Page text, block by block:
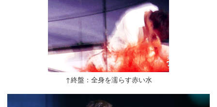
↑終盤：全身を濡らす赤い水